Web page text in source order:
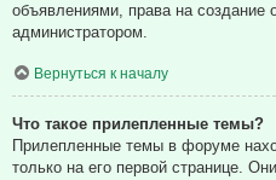
объявлениями, права на создание
администратором.
Вернуться к началу
Что такое прилепленные темы?
Прилепленные темы в форуме
только на его первой странице.